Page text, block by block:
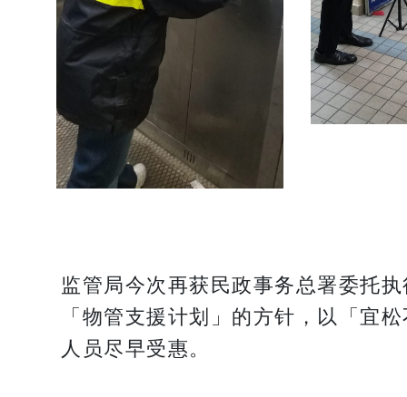
监管局今次再获民政事务总署委托
「物管支援计划」的方针，以「宜
人员尽早受惠。